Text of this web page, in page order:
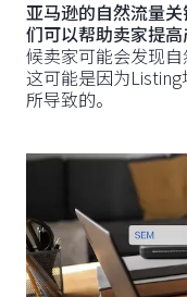
亚马逊的自然流量
们可以帮助卖家提高
候卖家可能会发现自
这可能是因为
所导致的。